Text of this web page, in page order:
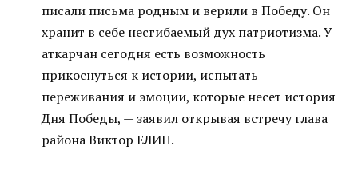
писали письма родным и верили в Победу. Он
хранит в себе несгибаемый дух патриотизма. У
аткарчан сегодня есть возможность
прикоснуться к истории, испытать
переживания и эмоции, которые несет история
Дня Победы, — заявил открывая встречу глава
района Виктор ЕЛИН.